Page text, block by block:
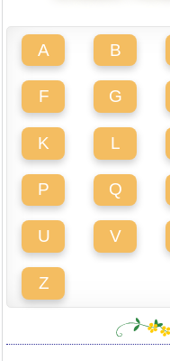
A B
F G
K L
P Q
U V
Z